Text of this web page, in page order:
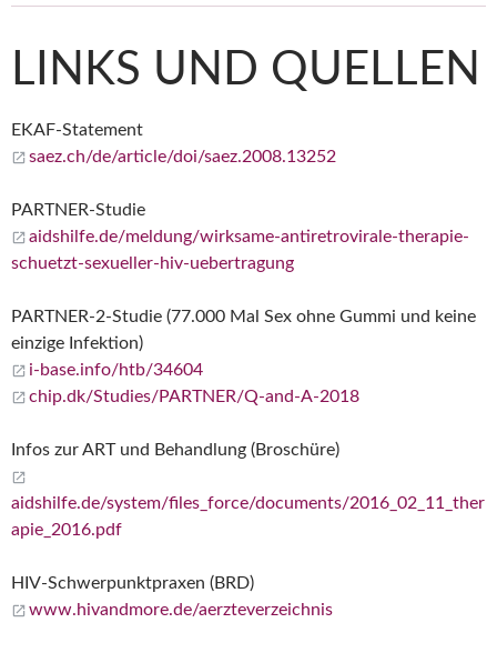
LINKS UND QUELLEN
EKAF-Statement
saez.ch/de/article/doi/saez.2008.13252
PARTNER-Studie
aidshilfe.de/meldung/wirksame-antiretrovirale-therapie-
schuetzt-sexueller-hiv-uebertragung
PARTNER-2-Studie (77.000 Mal Sex ohne Gummi und keine
einzige Infektion)
i-base.info/htb/34604
chip.dk/Studies/PARTNER/Q-and-A-2018
Infos zur ART und Behandlung (Broschüre)
aidshilfe.de/system/files_force/documents/2016_02_11_ther
apie_2016.pdf
HIV-Schwerpunktpraxen (BRD)
www.hivandmore.de/aerzteverzeichnis